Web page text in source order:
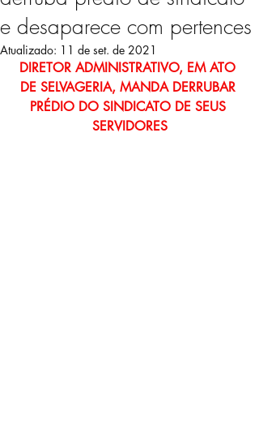
e desaparece com pertences
Atualizado: 11 de set. de 2021
DIRETOR ADMINISTRATIVO, EM ATO
DE SELVAGERIA, MANDA DERRUBAR
PRÉDIO DO SINDICATO DE SEUS
SERVIDORES